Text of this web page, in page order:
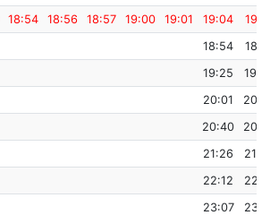
18:54 18:56 18:57 19:00 19:01 19:04
18:54
19:25
20:01
20:40
21:26
22:12
23:07